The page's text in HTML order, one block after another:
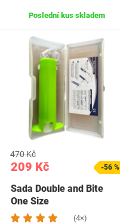
Poslední kus skladem
209 Kč
470 Kč
-56 %
Sada Double and Bite
One Size
(4×)